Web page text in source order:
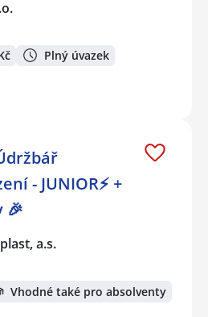
Plný úvazek
- JUNIOR⚡ +
🎉
a.s.
Vhodné také pro absolventy